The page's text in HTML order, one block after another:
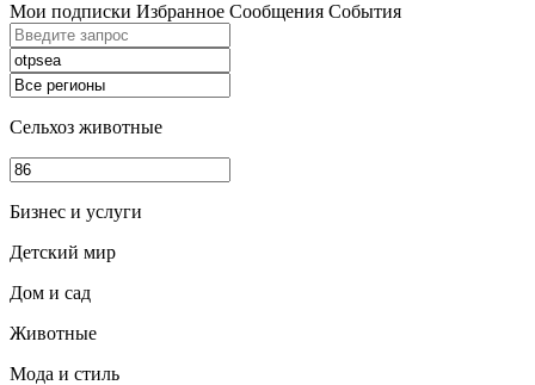
Мои подписки Избранное Сообщения События
Сельхоз животные
Бизнес и услуги
Детский мир
Дом и сад
Животные
Мода и стиль